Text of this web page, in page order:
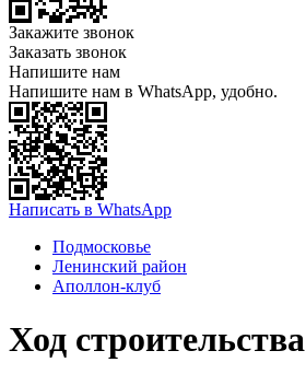
Закажите звонок
Заказать звонок
Напишите нам
Напишите нам в WhatsApp, удобно.
Написать в WhatsApp
Подмосковье
Ленинский район
Аполлон-клуб
Ход строительства